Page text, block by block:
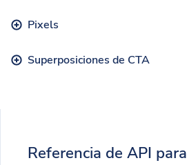
Pixels
Superposiciones de CTA
Referencia de API para